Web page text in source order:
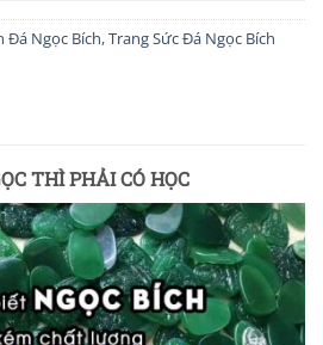
Đá Ngọc Bích,Trang Sức Đá Ngọc Bích
THÌ PHẢI CÓ HỌC